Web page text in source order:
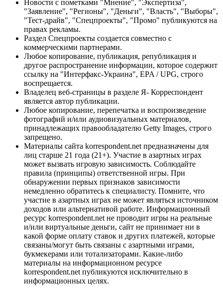
Новости с пометками "Мнение", "Экспертиза",
"Заявление", "Регионы", "Деньги", "Власть", "Выборы",
"Тест-драйв", "Спецпроекты", "Промо" публикуются на
правах рекламы.
Раздел Спецпроекты создается совместно с
коммерческими партнерами.
Любое копирование, публикация, републикация и
другое распространение информации, которое содержит
ссылку на "Интерфакс-Украина", EPA / UPG, строго
воспрещается.
Владелец веб-страницы в разделе Я- Корреспондент
является автор публикации.
Любое копирование, перепечатка и воспроизведение
фотографий и/или аудиовизуальных материалов,
принадлежащих правообладателю Getty Images, строго
запрещено.
Материалы сайта korrespondent.net предназначены для
лиц старше 21 года (21+). Участие в азартных играх
может вызвать игровую зависимость. Соблюдайте
правила (принципы) ответственной игры. При
обнаружении первых признаков зависимости
немедленно обратитесь к специалисту. Помните, что
участие в азартных играх не может являться источником
доходов или альтернативой работе. Информационный
ресурс korrespondent.net не проводит игры на реальные
и/или виртуальные деньги, сайт не принимает ни в
какой форме оплату ставок и других платежей, которые
связаны/могут быть связаны с азартными играми,
букмекерами или тотализаторами. Какие-либо
материалы на информационном ресурсе
korrespondent.net публикуются исключительно в
информационных целях.